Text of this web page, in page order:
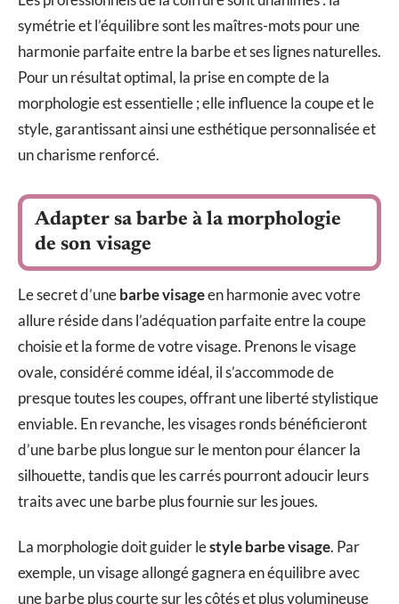
symétrie et l’équilibre sont les maîtres-mots pour une
harmonie parfaite entre la barbe et ses lignes naturelles.
Pour un résultat optimal, la prise en compte de la
morphologie est essentielle ; elle influence la coupe et le
style, garantissant ainsi une esthétique personnalisée et
un charisme renforcé.
Adapter sa barbe à la morphologie
de son visage
Le secret d’unebarbe visageen harmonie avec votre
allure réside dans l’adéquation parfaite entre la coupe
choisie et la forme de votre visage. Prenons le visage
ovale, considéré comme idéal, il s’accommode de
presque toutes les coupes, offrant une liberté stylistique
enviable. En revanche, les visages ronds bénéficieront
d’une barbe plus longue sur le menton pour élancer la
silhouette, tandis que les carrés pourront adoucir leurs
traits avec une barbe plus fournie sur les joues.
La morphologie doit guider lestyle barbe visage. Par
exemple, un visage allongé gagnera en équilibre avec
une barbe plus courte sur les côtés et plus volumineuse